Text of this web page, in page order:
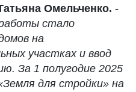
Омельченко. -
стало
на
участкахи ввод
За 1 полугодие 2025
для стройки» на